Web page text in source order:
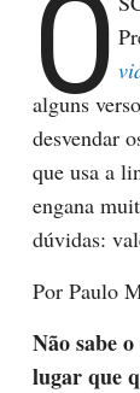
Ó
alguns
desvendar
que usa a
engana
dúvidas:
Por Paulo
Não sabe
lugar que